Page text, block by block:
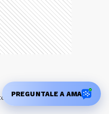
de Tandil
PREGUNTALE A AMA